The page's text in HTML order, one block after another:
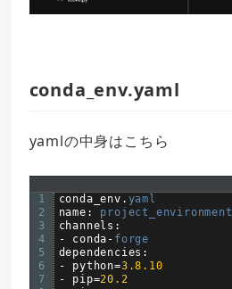
conda_env.yaml
yamlの中身はこちら
1
2
3
4
5
6
7
conda_env . yaml
name :
project_environment
channels :
-
conda - forge
dependencies :
-
python=3.8.10
-
pip=20.2